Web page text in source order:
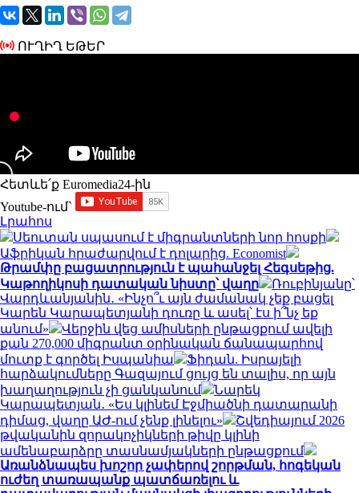
ՈՒՂԻՂ ԵԹԵՐ
Հետևե՛ք Euromedia24-ին
Youtube-ում`
Լրահոս
Սեուտան սպասում է միգրանտների նոր հոսքի
Աֆրիկան ​​հրաժարվում է դոլարից. Economist
Թրամփը բացատրություն է պահանջել Հեգսեթից.
Կաթողիկոսի դատական նիստը՝ վաղը
Ռուբինյանը՝
Վարդևանյանին․ «Ինչո՞ւ այն ժամանակ չեք բացել
Կարեն Կարապետյանի դուռը և ասել՝ էս ի՞նչ եք
անում»
Վերջին վեց ամիսների ընթացքում ավելի
քան 270,000 միգրանտ օրինական ճանապարհով
մուտք է գործել Իսպանիա
Ֆիդան. Իսրայելի
հարձակումները Գազայում ցույց են տալիս, որ այն
խաղաղություն չի ցանկանում
Նարեկ
Կարապետյան․ «Ես կլինեմ Էջմիածնի դատարանի
դիմաց, վաղը ԱԺ-ում չենք լինելու»
Շվեդիայում 2026
թվականին զորակոչիկների թիվը կլինի
ամենաբարձրը տասնամյակների ընթացքում
Առանձնապես խոշոր չափերով շորթման, հոգեկան
ուժեղ տառապանք պատճառելու և